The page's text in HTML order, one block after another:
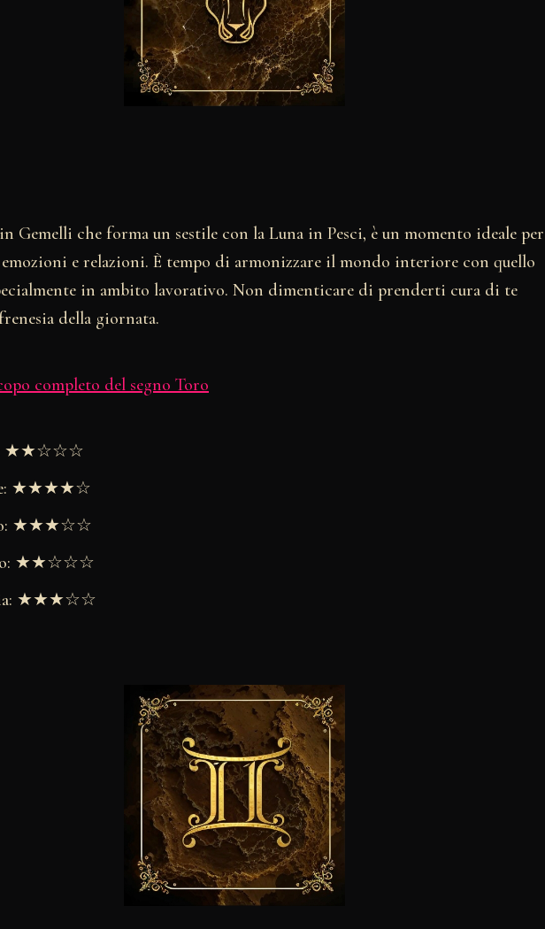
Gemelli che forma un sestile con la Luna in Pesci, è un momento ideale per
e relazioni. È tempo di armonizzare il mondo interiore con quello
in ambito lavorativo. Non dimenticare di prenderti cura di te
della giornata.
completo del segno Toro
★★☆☆☆
★★★★☆
★★★☆☆
★★☆☆☆
★★★☆☆